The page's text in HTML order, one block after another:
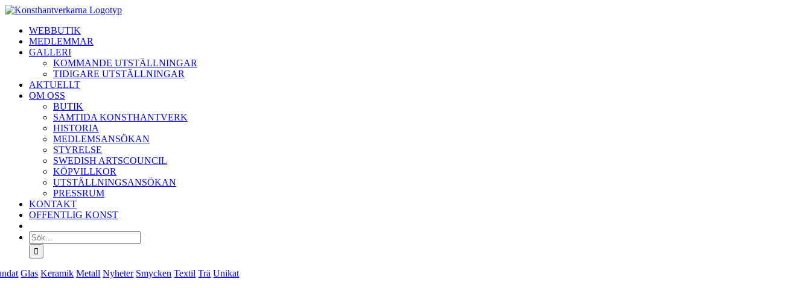
Fortsätt
innehålletWEBBUTIK
MEDLEMMAR
GALLERI
KOMMANDE UTSTÄLLNINGAR
TIDIGARE UTSTÄLLNINGAR
AKTUELLT
OM OSS
BUTIK
SAMTIDA KONSTHANTVERK
HISTORIA
MEDLEMSANSÖKAN
STYRELSE
SWEDISH ARTSCOUNCIL
KÖPVILLKOR
UTSTÄLLNINGSANSÖKAN
PRESSRUM
KONTAKT
OFFENTLIG KONST
Sök
efter:
Glas Keramik Metall Nyheter Smycken Textil Trä Unikat